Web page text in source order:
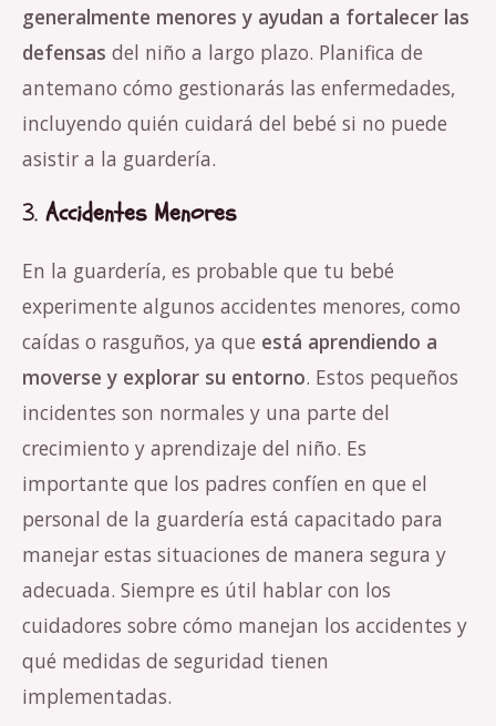
generalmente menores y ayudan a fortalecer las
defensas del niño a largo plazo. Planifica de
antemano cómo gestionarás las enfermedades,
incluyendo quién cuidará del bebé si no puede
asistir a la guardería.
3. Accidentes Menores
En la guardería, es probable que tu bebé
experimente algunos accidentes menores, como
caídas o rasguños, ya que está aprendiendo a
moverse y explorar su entorno. Estos pequeños
incidentes son normales y una parte del
crecimiento y aprendizaje del niño. Es
importante que los padres confíen en que el
personal de la guardería está capacitado para
manejar estas situaciones de manera segura y
adecuada. Siempre es útil hablar con los
cuidadores sobre cómo manejan los accidentes y
qué medidas de seguridad tienen
implementadas.